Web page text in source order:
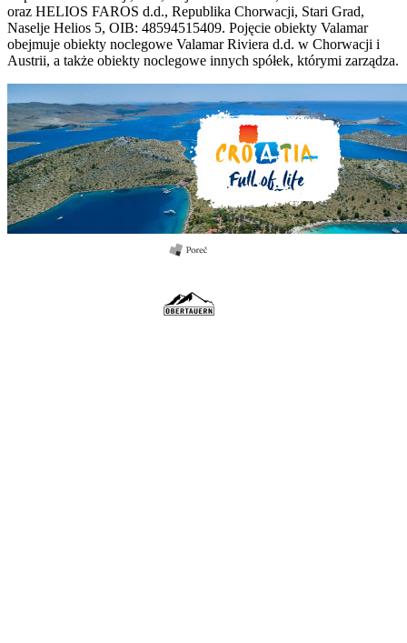
oraz HELIOS FAROS d.d., Republika Chorwacji, Stari Grad,
Naselje Helios 5, OIB: 48594515409. Pojęcie obiekty Valamar
obejmuje obiekty noclegowe Valamar Riviera d.d. w Chorwacji i
Austrii, a także obiekty noclegowe innych spółek, którymi zarządza.